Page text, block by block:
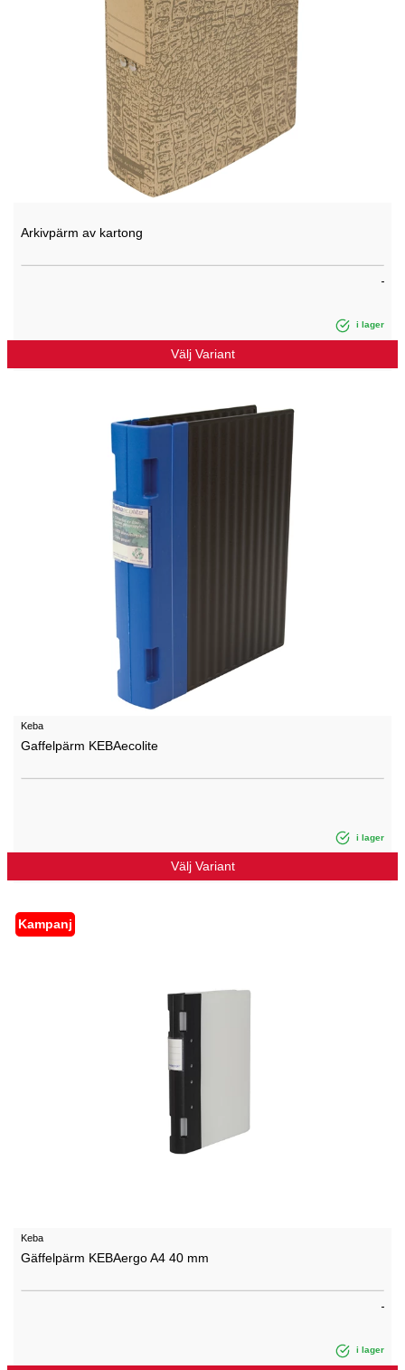
Arkivpärm av kartong
i lager
Välj Variant
Keba
Gaffelpärm KEBAecolite
i lager
Välj Variant
Kampanj
Keba
Gäffelpärm KEBAergo A4 40 mm
i lager